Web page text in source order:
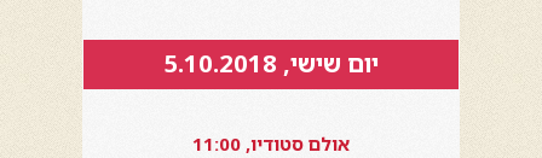
יום שישי, 5.10.2018
אולם סטודיו, 11:00